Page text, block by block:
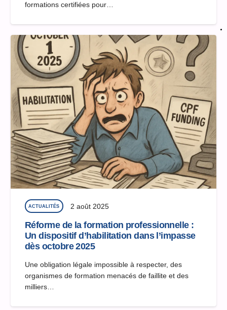
formations certifiées pour…
ACTUALITÉS 2 août 2025
Réforme de la formation professionnelle :
Un dispositif d’habilitation dans l’impasse
dès octobre 2025
Une obligation légale impossible à respecter, des
organismes de formation menacés de faillite et des
milliers…